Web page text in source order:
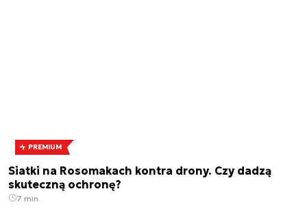
PREMIUM
Siatki na Rosomakach kontra drony. Czy dadzą
skuteczną ochronę?
7 min.